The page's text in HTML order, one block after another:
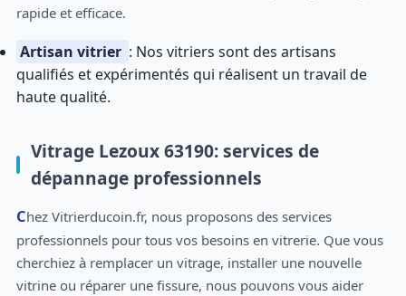
rapide et efficace.
Artisan vitrier : Nos vitriers sont des artisans
qualifiés et expérimentés qui réalisent un travail de
haute qualité.
Vitrage Lezoux 63190: services de
dépannage professionnels
Chez Vitrierducoin.fr, nous proposons des services
professionnels pour tous vos besoins en vitrerie. Que vous
cherchiez à remplacer un vitrage, installer une nouvelle
vitrine ou réparer une fissure, nous pouvons vous aider